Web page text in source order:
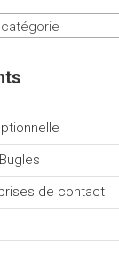
de contact